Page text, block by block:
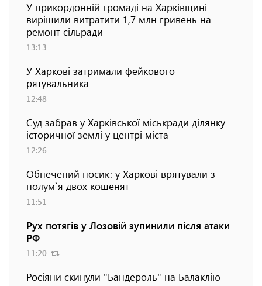
У прикордонній громаді на Харківщині
вирішили витратити 1,7 млн гривень на
ремонт сільради
13:13
У Харкові затримали фейкового
рятувальника
12:48
Суд забрав у Харківської міськради ділянку
історичної землі у центрі міста
12:26
Обпечений носик: у Харкові врятували з
полум`я двох кошенят
11:51
Рух потягів у Лозовій зупинили після атаки
РФ
11:20
Росіяни скинули "Бандероль" на Балаклію